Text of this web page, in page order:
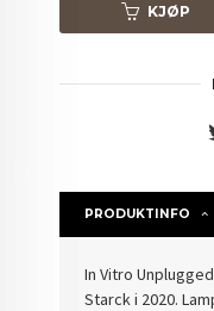
KJØP
PRODUKTINFO
In Vitro
Starck i 2020.